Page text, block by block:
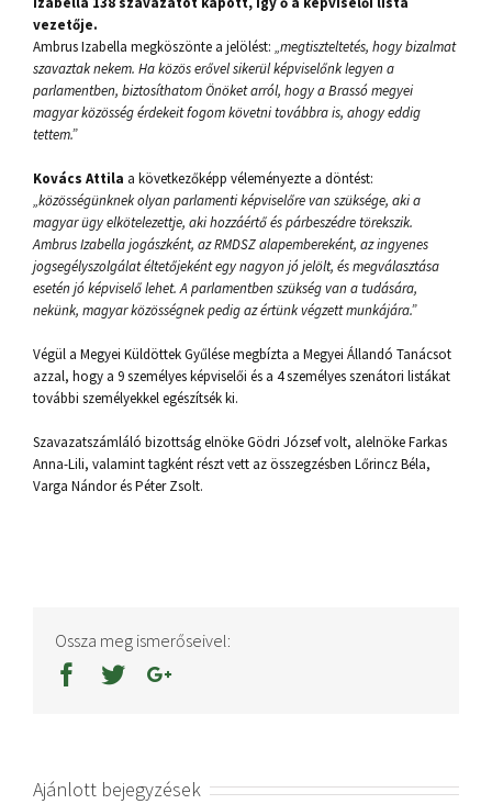
vezetője.
Ambrus Izabella megköszönte a jelölést: „megtiszteltetés, hogy bizalmat
szavaztak nekem. Ha közös erővel sikerül képviselőnk legyen a
parlamentben, biztosíthatom Önöket arról, hogy a Brassó megyei
magyar közösség érdekeit fogom követni továbbra is, ahogy eddig
tettem.”
Kovács Attila a következőképp véleményezte a döntést:
„közösségünknek olyan parlamenti képviselőre van szüksége, aki a
magyar ügy elkötelezettje, aki hozzáértő és párbeszédre törekszik.
Ambrus Izabella jogászként, az RMDSZ alapembereként, az ingyenes
jogsegélyszolgálat éltetőjeként egy nagyon jó jelölt, és megválasztása
esetén jó képviselő lehet. A parlamentben szükség van a tudására,
nekünk, magyar közösségnek pedig az értünk végzett munkájára.”
Végül a Megyei Küldöttek Gyűlése megbízta a Megyei Állandó Tanácsot
azzal, hogy a 9 személyes képviselői és a 4 személyes szenátori listákat
további személyekkel egészítsék ki.
Szavazatszámláló bizottság elnöke Gödri József volt, alelnöke Farkas
Anna-Lili, valamint tagként részt vett az összegzésben Lőrincz Béla,
Varga Nándor és Péter Zsolt.
Ossza meg ismerőseivel:
Ajánlott bejegyzések